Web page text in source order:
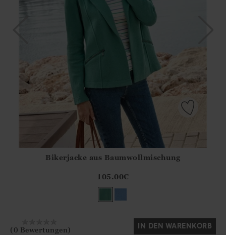
?? ""
Ja Nein
Bikerjacke aus Baumwollmischung
105.00€
(0 Bewertungen) IN DEN WARENKORB